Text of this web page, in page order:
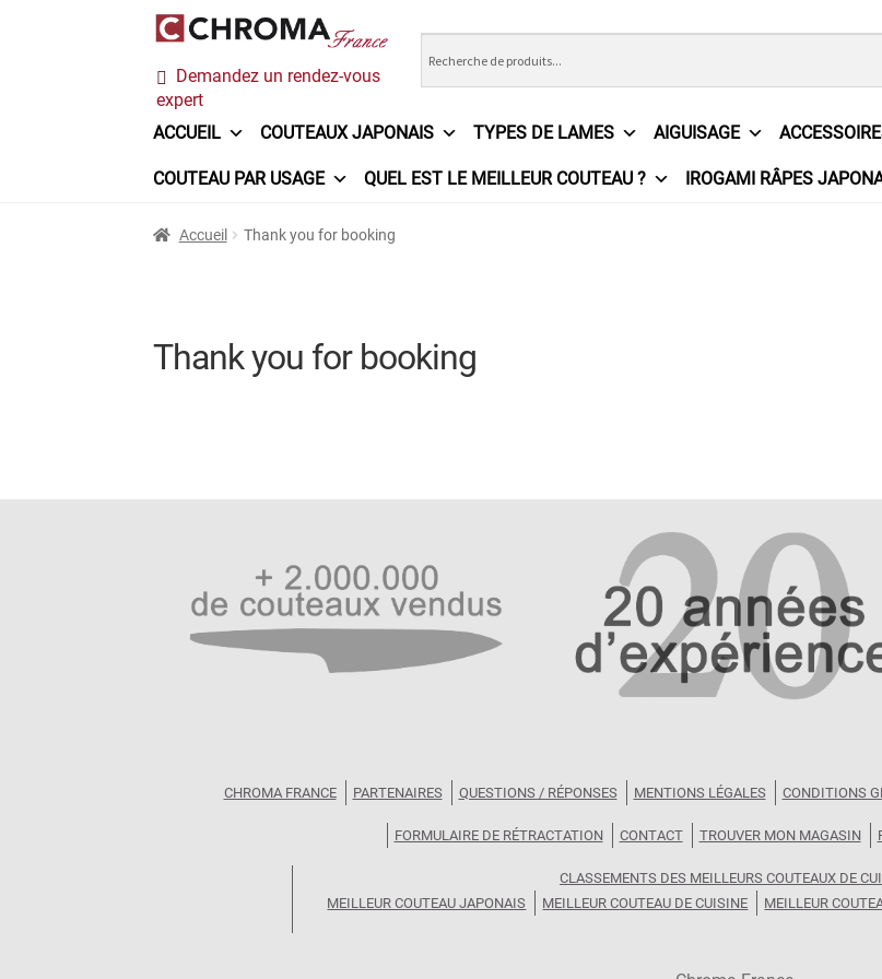
Aller
à
la
navigation
Aller
au
contenu
Demandez un rendez-vous
expert
ACCUEIL COUTEAUX JAPONAIS TYPES DE LAMES AIGUISAGE
COUTEAU PAR USAGE QUEL EST LE MEILLEUR COUTEAU ? IROGAMI RÂPES
AccueilChroma France Commande
Trouver mon couteau Trouver mon magasin
Accueil Thank you for booking
Thank you for booking
CHROMA FRANCE PARTENAIRES QUESTIONS / RÉPONSES MENTIONS LÉGALES CONDITIONS
FORMULAIRE DE RÉTRACTATION CONTACT TROUVER MON MAGASIN
CLASSEMENTS DES MEILLEURS COUTEAUX DE
MEILLEUR COUTEAU JAPONAIS
MEILLEUR COUTEAU DE CUISINE MEILLEUR